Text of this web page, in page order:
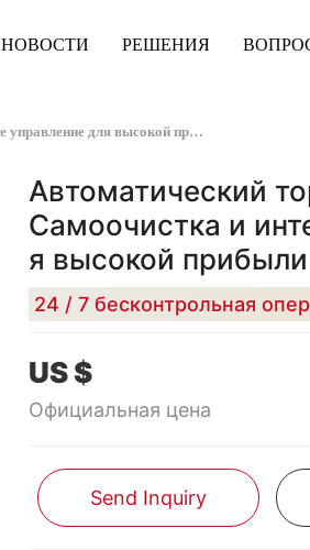
НОВОСТИ РЕШЕНИЯ
Автоматический торговый автомат мороженого| Самоочистка и интеллектуальное управление для высокой прибыли
Автоматический
Самоочистка и
я высокой прибыли
US $
Официальная цена
Send Inquiry